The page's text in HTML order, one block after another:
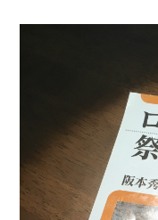
英語洋書
その他